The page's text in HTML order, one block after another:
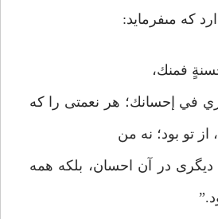
كه مى‏فرمايد:
فمنك،
في إحسانك؛ هر نعمتى را كه
تو بود؛ نه من
در آن احسان، بلكه همه